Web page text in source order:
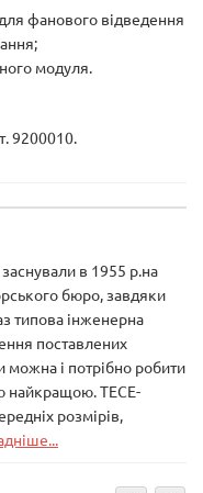
фанового відведення
модуля.
9200010.
в 1955 р.на
бюро, завдяки
типова інженерна
поставлених
можна і потрібно робити
найкращою. ТЕСЕ-
розмірів,